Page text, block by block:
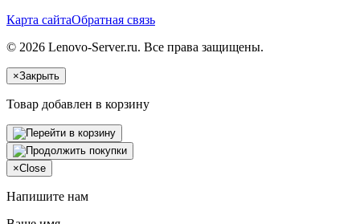
Карта сайтаОбратная связь
© 2026 Lenovo-Server.ru. Все права защищены.
×Закрыть
Товар добавлен в корзину
×Close
Напишите нам